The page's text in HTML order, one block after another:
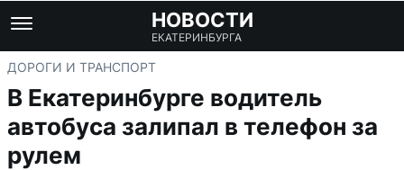
НОВОСТИ
ЕКАТЕРИНБУРГА
ДОРОГИ И ТРАНСПОРТ
В Екатеринбурге водитель
автобуса залипал в телефон за
рулем